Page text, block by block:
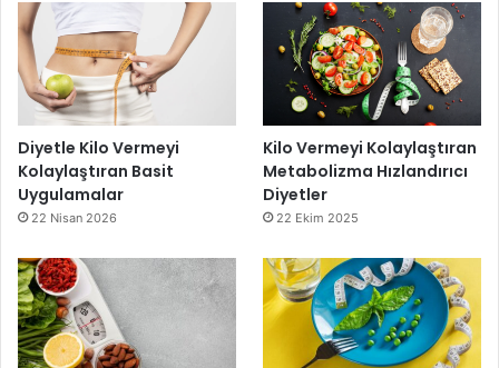
Diyetle Kilo Vermeyi
Kolaylaştıran Basit
Uygulamalar
22 Nisan 2026
Kilo Vermeyi Kolaylaştıran
Metabolizma Hızlandırıcı
Diyetler
22 Ekim 2025